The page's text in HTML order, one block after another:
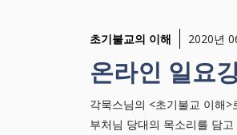
초기불교의 이해 2020년
온라인 일요
각묵스님의 <초기불교 이해
부처님 당대의 목소리를 담